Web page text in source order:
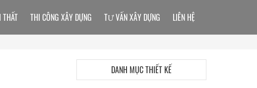
THẤT THI CÔNG XÂY DỰNG TƯ VẤN XÂY DỰNG LIÊN HỆ
DANH MỤC THIẾT KẾ